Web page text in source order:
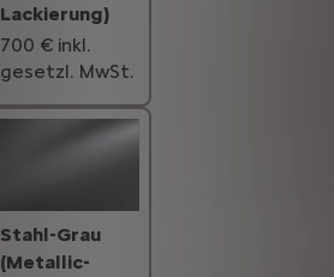
Lackierung)
700 € inkl.
gesetzl. MwSt.
Stahl-Grau
(Metallic-